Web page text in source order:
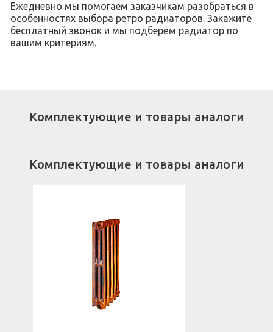
Ежедневно мы помогаем заказчикам разобраться в
особенностях выбора ретро радиаторов. Закажите
бесплатный звонок и мы подберём радиатор по
вашим критериям.
Комплектующие и товары аналоги
Комплектующие и товары аналоги